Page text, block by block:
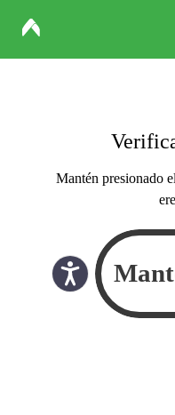
Mantén presionado